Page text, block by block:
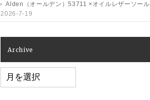
Alden（オールデン）53711 ×オイルレザーソール
2026-7-19
Archive
Archive